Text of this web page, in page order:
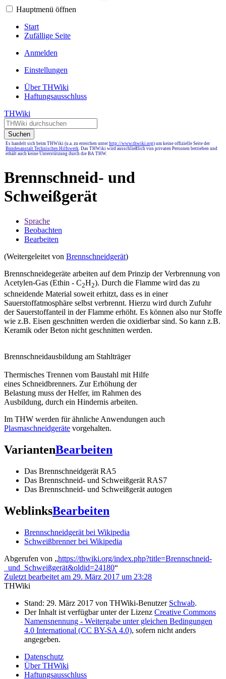
Hauptmenü öffnen
Start
Zufällige Seite
Anmelden
Einstellungen
Über THWiki
Haftungsausschluss
THWiki
Suchen
Es handelt sich beim THWiki (u.a. zu erreichen unter http://www.thwiki.org) um keine offizielle Seite der
Bundesanstalt Technisches Hilfswerk. Das THWiki wird ausschließlich von privaten Personen betrieben und
erhält auch keine Unterstützung durch die BA THW.
Brennschneid- und
Schweißgerät
Sprache
Beobachten
Bearbeiten
(Weitergeleitet von Brennschneidgerät)
Brennschneidegeräte arbeiten auf dem Prinzip der Verbrennung von
Acetylen-Gas (Ethin - C2H2). Durch die Flamme wird das zu
schneidende Material soweit erhitzt, dass es in einer
Sauerstoffatmosphäre selbst verbrennt. Hierzu wird durch Zufuhr
der Sauerstoffanteil in der Flamme erhöht. Es können also nur Stoffe
wie z.B. Eisen geschnitten werden die oxidierbar sind. So kann z.B.
Keramik oder Beton nicht geschnitten werden.
Brennschneidausbildung am Stahlträger
Thermisches Trennen vom Baustahl mit Hilfe
eines Schneidbrenners. Zur Erhöhung der
Belastung muss der Helfer, im Rahmen des
Ausbildung, durch ein Hindernis arbeiten.
Im THW werden für ähnliche Anwendungen auch
Plasmaschneidgeräte vorgehalten.
VariantenBearbeiten
Das Brennschneidgerät RA5
Das Brennschneid- und Schweißgerät RAS7
Das Brennschneid- und Schweißgerät autogen
WeblinksBearbeiten
Brennschneidgerät bei Wikipedia
Schweißbrenner bei Wikipedia
Abgerufen von „https://thwiki.org/index.php?title=Brennschneid-
_und_Schweißgerät&oldid=24180“
Zuletzt bearbeitet am 29. März 2017 um 23:28
THWiki
Stand: 29. März 2017 von THWiki-Benutzer Schwab.
Der Inhalt ist verfügbar unter der Lizenz Creative Commons
Namensnennung - Weitergabe unter gleichen Bedingungen
4.0 International (CC BY-SA 4.0), sofern nicht anders
angegeben.
Datenschutz
Über THWiki
Haftungsausschluss